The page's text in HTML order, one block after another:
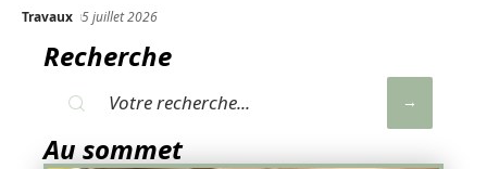
Travaux 5 juillet 2026
Recherche
Au sommet